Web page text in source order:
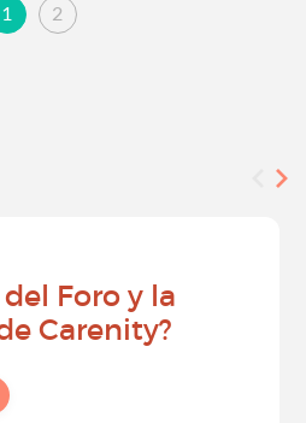
1 2
Foro y la
Carenity?